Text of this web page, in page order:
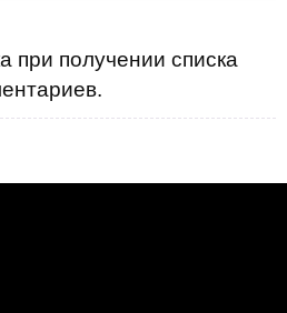
при получении списка